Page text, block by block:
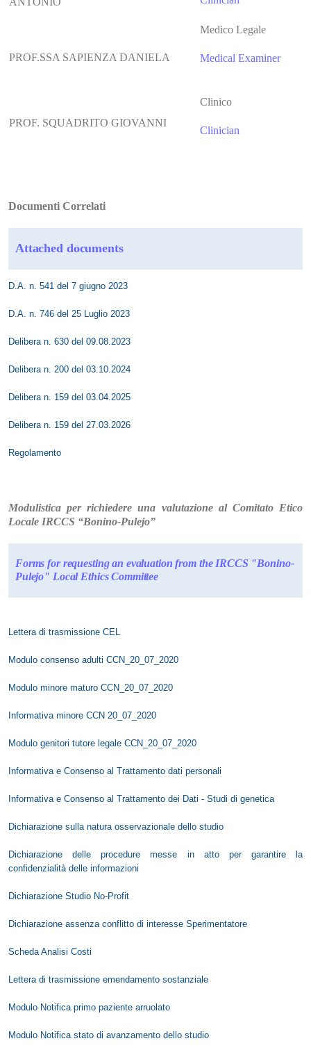
PROF.SSA SAPIENZA DANIELA
Medico Legale
Medical Examiner
PROF. SQUADRITO GIOVANNI
Clinico
Clinician
Documenti Correlati
Attached documents
D.A. n. 541 del 7 giugno 2023
D.A. n. 746 del 25 Luglio 2023
Delibera n. 630 del 09.08.2023
Delibera n. 200 del 03.10.2024
Delibera n. 159 del 03.04.2025
Delibera n. 159 del 27.03.2026
Regolamento
Modulistica per richiedere una valutazione al Comitato Etico
Locale IRCCS “Bonino-Pulejo”
Forms for requesting an evaluation from the IRCCS "Bonino-
Pulejo" Local Ethics Committee
Lettera di trasmissione CEL
Modulo consenso adulti CCN_20_07_2020
Modulo minore maturo CCN_20_07_2020
Informativa minore CCN 20_07_2020
Modulo genitori tutore legale CCN_20_07_2020
Informativa e Consenso al Trattamento dati personali
Informativa e Consenso al Trattamento dei Dati - Studi di genetica
Dichiarazione sulla natura osservazionale dello studio
Dichiarazione delle procedure messe in atto per garantire la
confidenzialità delle informazioni
Dichiarazione Studio No-Profit
Dichiarazione assenza conflitto di interesse Sperimentatore
Scheda Analisi Costi
Lettera di trasmissione emendamento sostanziale
Modulo Notifica primo paziente arruolato
Modulo Notifica stato di avanzamento dello studio